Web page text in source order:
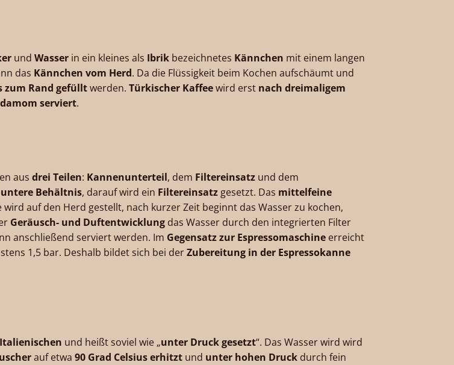
und Wasser in ein kleines als Ibrik bezeichnetes Kännchen mit einem langen
das Kännchen vom Herd. Da die Flüssigkeit beim Kochen aufschäumt und
zum Rand gefülltwerden. Türkischer Kaffeewird erst nach dreimaligem
serviert.
aus drei Teilen: Kannenunterteil, dem Filtereinsatz und dem
untere Behältnis, darauf wird ein Filtereinsatzgesetzt. Das mittelfeine
wird auf den Herd gestellt, nach kurzer Zeit beginnt das Wasser zu kochen,
Geräusch- und Duftentwicklung das Wasser durch den integrierten Filter
anschließend serviert werden. Im Gegensatz zur Espressomaschine erreicht
1,5 bar. Deshalb bildet sich bei derZubereitung in der Espressokanne
Italienischen und heißt soviel wie „unter Druck gesetzt“. Das Wasser wird wird
auf etwa 90 Grad Celsius erhitzt und unter hohen Druck durch fein